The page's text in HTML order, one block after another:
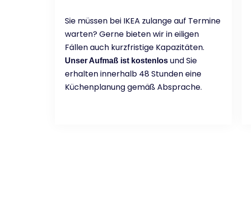
Sie müssen bei IKEA zulange auf Termine
warten? Gerne bieten wir in eiligen
Fällen auch kurzfristige Kapazitäten.
Unser Aufmaß ist kostenlos und Sie
erhalten innerhalb 48 Stunden eine
Küchenplanung gemäß Absprache.